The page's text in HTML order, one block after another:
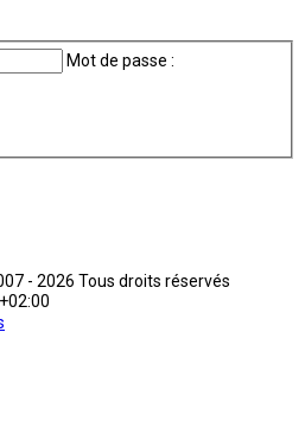
Mot de passe :
- 2026 Tous droits réservés